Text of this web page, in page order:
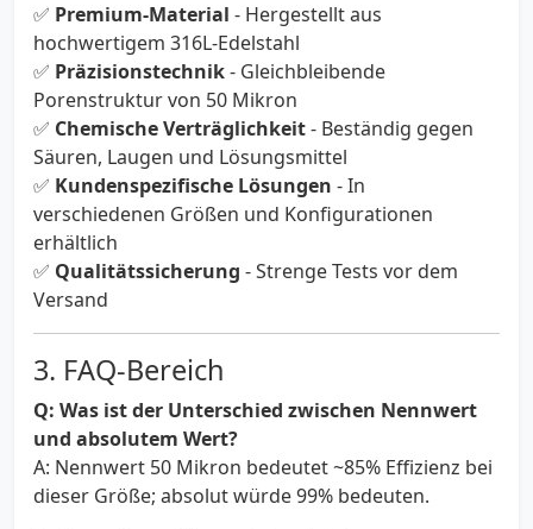
✅ Premium-Material - Hergestellt aus
hochwertigem 316L-Edelstahl
✅ Präzisionstechnik- Gleichbleibende
Porenstruktur von 50 Mikron
✅ Chemische Verträglichkeit- Beständig gegen
Säuren, Laugen und Lösungsmittel
✅ Kundenspezifische Lösungen - In
verschiedenen Größen und Konfigurationen
erhältlich
✅ Qualitätssicherung - Strenge Tests vor dem
Versand
3. FAQ-Bereich
Q: Was ist der Unterschied zwischen Nennwert
und absolutem Wert?
A: Nennwert 50 Mikron bedeutet ~85% Effizienz bei
dieser Größe; absolut würde 99% bedeuten.